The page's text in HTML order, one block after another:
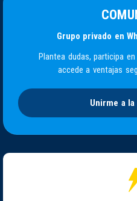
Grupo privado en
Plantea dudas, participa
accede a ventajas
Unirme a